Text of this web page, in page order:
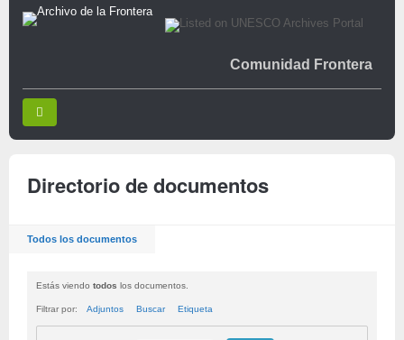
Comunidad Frontera
Directorio de documentos
Todos los documentos
Estás viendo todos los documentos.
Filtrar por: Adjuntos Buscar Etiqueta